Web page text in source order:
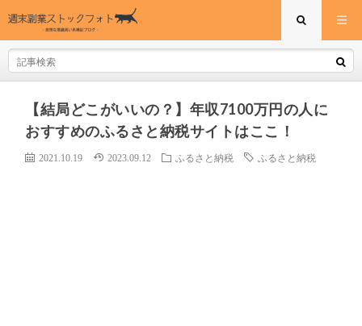
【結局どこがいいの？】年収7100万円の人に
おすすめのふるさと納税サイトはここ！
2021.10.19 2023.09.12 ふるさと納税 ふるさと納税